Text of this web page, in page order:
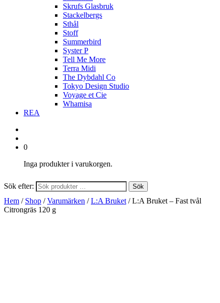
Skrufs Glasbruk
Stackelbergs
Sthål
Stoff
Summerbird
Syster P
Tell Me More
Terra Midi
The Dybdahl Co
Tokyo Design Studio
Voyage et Cie
Whamisa
REA
0
Inga produkter i varukorgen.
Sök efter: Sök
Hem / Shop /Varumärken /L:A Bruket / L:A Bruket – Fast tvål
Citrongräs 120 g